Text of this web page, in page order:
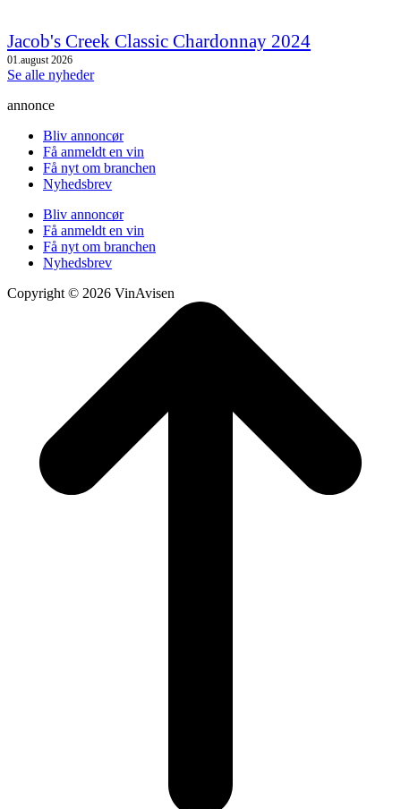
Jacob's Creek Classic Chardonnay 2024
01.august 2026
Se alle nyheder
annonce
Bliv annoncør
Få anmeldt en vin
Få nyt om branchen
Nyhedsbrev
Bliv annoncør
Få anmeldt en vin
Få nyt om branchen
Nyhedsbrev
Copyright © 2026 VinAvisen